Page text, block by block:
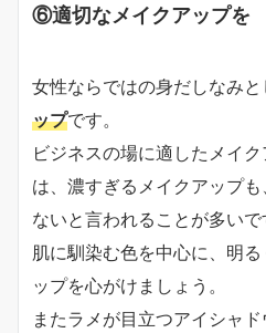
⑥適切なメイクアップを
女性ならではの身だしなみ
ップです。
ビジネスの場に適したメイ
は、濃すぎるメイクアップ
ないと言われることが多いで
肌に馴染む色を中心に、明
ップを心がけましょう。
またラメが目立つアイシャ